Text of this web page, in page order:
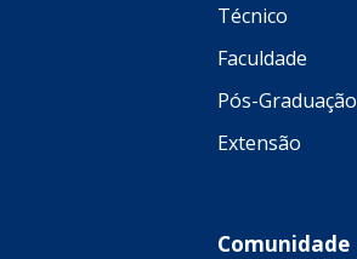
Técnico
Faculdade
Pós-Graduação
Extensão
Comunidade